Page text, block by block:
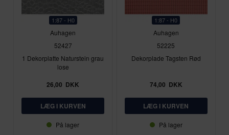
1:87 - H0
Auhagen
52427
1 Dekorplatte Naturstein grau
lose
26,00 DKK
På lager
1:87 - H0
Auhagen
52225
Dekorplade Tagsten Rød
74,00 DKK
På lager